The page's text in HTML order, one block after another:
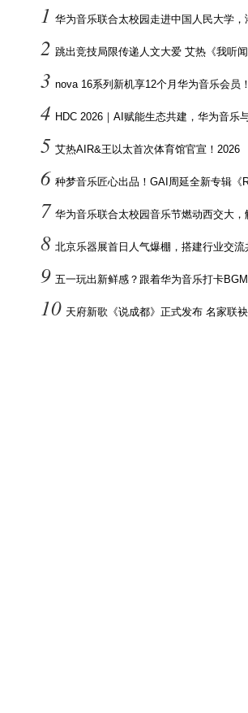
1 华为音乐联合太校园走进中国人民大学，
2 跳出竞技局限传递人文大爱 艾热《我听
3 nova 16系列新机享12个月华为音乐会员
4 HDC 2026｜AI赋能生态共建，华为音乐
5 艾热AIR&王以太首次体育馆官宣！2026
6 种梦音乐匠心出品！GAI周延全新专辑《
7 华为音乐联合太校园音乐节燃动西交大，
8 北京乐器展首日人气爆棚，搭建行业交流
9 五一玩出新鲜感？跟着华为音乐打卡
10 天府新歌《说成都》正式发布 名家联